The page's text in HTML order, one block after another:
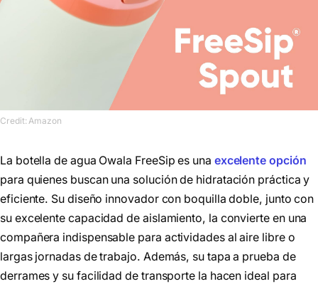
Credit: Amazon
La botella de agua Owala FreeSip es una excelente opción
para quienes buscan una solución de hidratación práctica y
eficiente. Su diseño innovador con boquilla doble, junto con
su excelente capacidad de aislamiento, la convierte en una
compañera indispensable para actividades al aire libre o
largas jornadas de trabajo. Además, su tapa a prueba de
derrames y su facilidad de transporte la hacen ideal para